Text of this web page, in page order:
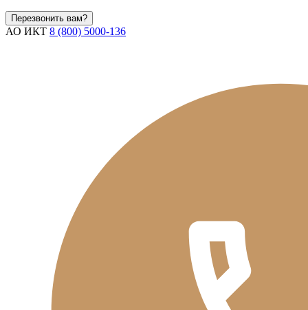
Перезвонить вам?
АО ИКТ 8 (800) 5000-136